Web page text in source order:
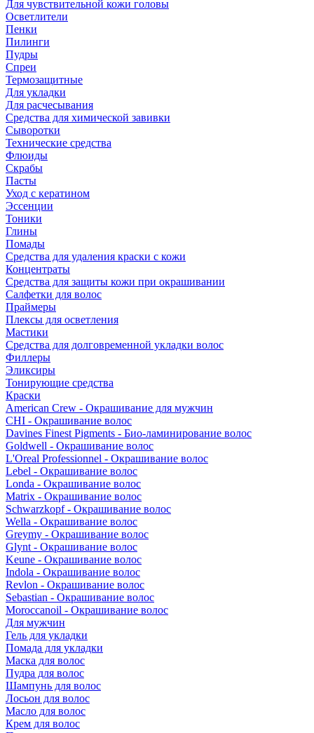
Для чувствительной кожи головы
Осветлители
Пенки
Пилинги
Пудры
Спреи
Термозащитные
Для укладки
Для расчесывания
Средства для химической завивки
Сыворотки
Технические средства
Флюиды
Скрабы
Пасты
Уход с кератином
Эссенции
Тоники
Глины
Помады
Средства для удаления краски с кожи
Концентраты
Средства для защиты кожи при окрашивании
Салфетки для волос
Праймеры
Плексы для осветления
Мастики
Средства для долговременной укладки волос
Филлеры
Эликсиры
Тонирующие средства
Краски
American Crew - Окрашивание для мужчин
CHI - Окрашивание волос
Davines Finest Pigments - Био-ламинирование волос
Goldwell - Окрашивание волос
L'Oreal Professionnel - Окрашивание волос
Lebel - Окрашивание волос
Londa - Окрашивание волос
Matrix - Окрашивание волос
Schwarzkopf - Окрашивание волос
Wella - Окрашивание волос
Greymy - Окрашивание волос
Glynt - Окрашивание волос
Keune - Окрашивание волос
Indola - Окрашивание волос
Revlon - Окрашивание волос
Sebastian - Окрашивание волос
Moroccanoil - Окрашивание волос
Для мужчин
Гель для укладки
Помада для укладки
Маска для волос
Пудра для волос
Шампунь для волос
Лосьон для волос
Масло для волос
Крем для волос